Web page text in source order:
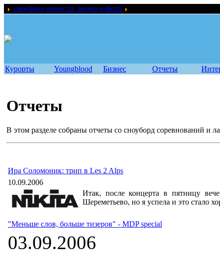
сноуборд новости, видео и фото
Курорты Youngblood Бизнес Отчеты
Отчеты
В этом разделе собраны отчеты со сноуборд соревнований
Ира Соломоник: трип в Les 2 Alps
10.09.2006
Итак, после концерта в пятницу
Шереметьево, но я успела и это стало
"Меньше слов, больше тизеров" - MDP special
03.09.2006